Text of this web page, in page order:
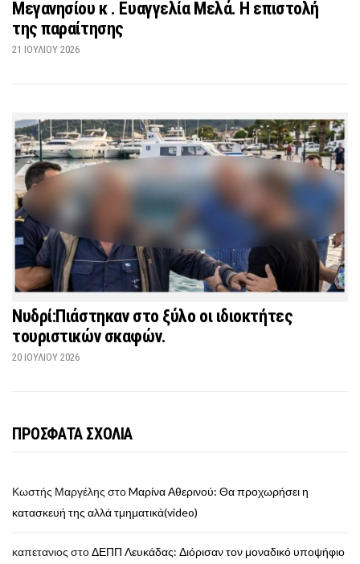
Μεγανησίου κ . Ευαγγελία Μελά. Η επιστολή
της παραίτησης
21 ΙΟΥΛΊΟΥ 2026
Νυδρί:Πιάστηκαν στο ξύλο οι ιδιοκτήτες
τουριστικών σκαφών.
20 ΙΟΥΛΊΟΥ 2026
ΠΡΟΣΦΑΤΑ ΣΧΟΛΙΑ
Κωστής Μαργέλης στοMαρίνα Αθερινού: Θα προχωρήσει η
κατασκευή της αλλά τμηματικά(video)
καπετανιος στοΔΕΠΠ Λευκάδας: Διόρισαν τον μοναδικό υποψήφιο